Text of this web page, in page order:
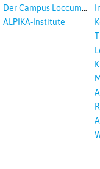
Der Campus Loccum
und Loccumer
ALPIKA-Institute